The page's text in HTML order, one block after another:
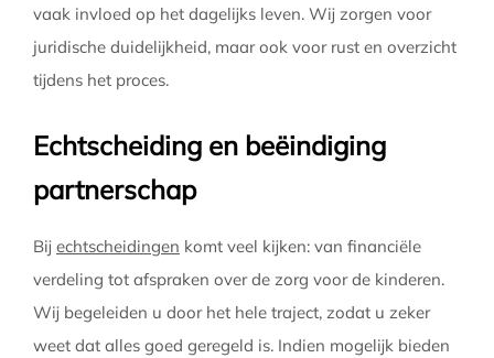
vaak invloed op het dagelijks leven. Wij zorgen voor
juridische duidelijkheid, maar ook voor rust en overzicht
tijdens het proces.
Echtscheiding en beëindiging
partnerschap
Bij echtscheidingen komt veel kijken: van financiële
verdeling tot afspraken over de zorg voor de kinderen.
Wij begeleiden u door het hele traject, zodat u zeker
weet dat alles goed geregeld is. Indien mogelijk bieden